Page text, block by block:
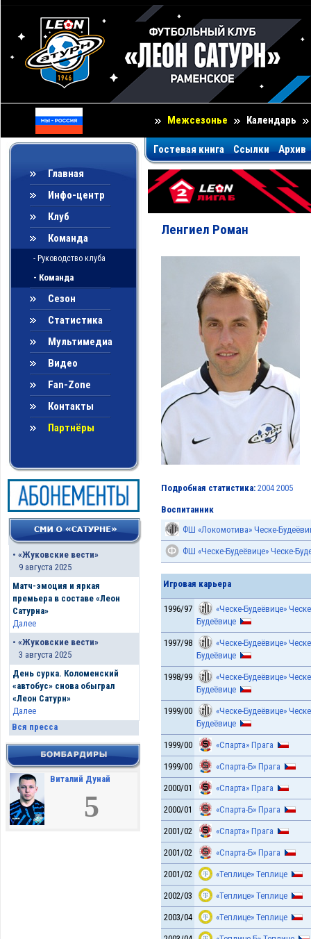
Межсезонье Календарь
Главная
Инфо-центр
Клуб
Команда
- Руководство клуба
- Команда
Сезон
Статистика
Мультимедиа
Видео
Fan-Zone
Контакты
Партнёры
• «Жуковские вести»
9 августа 2025
Матч-эмоция и яркая
премьера в составе «Леон
Сатурна»
Далее
• «Жуковские вести»
3 августа 2025
День сурка. Коломенский
«автобус» снова обыграл
«Леон Сатурн»
Далее
Вся пресса
Виталий Дунай
5
Гостевая книга Ссылки Архив
Ленгиел Роман
Подробная статистика: 2004 2005
Воспитанник
ФШ «Локомотива» Ческе-
ФШ «Ческе-Будеёвице» Ческе-
Игровая карьера
1996/97
«Ческе-Будеёвице»
Будеёвице
1997/98
«Ческе-Будеёвице»
Будеёвице
1998/99
«Ческе-Будеёвице»
Будеёвице
1999/00
«Ческе-Будеёвице»
Будеёвице
1999/00 «Спарта» Прага
1999/00 «Спарта-Б» Прага
2000/01 «Спарта» Прага
2000/01 «Спарта-Б» Прага
2001/02 «Спарта» Прага
2001/02 «Спарта-Б» Прага
2001/02 «Теплице» Теплице
2002/03 «Теплице» Теплице
2003/04 «Теплице» Теплице